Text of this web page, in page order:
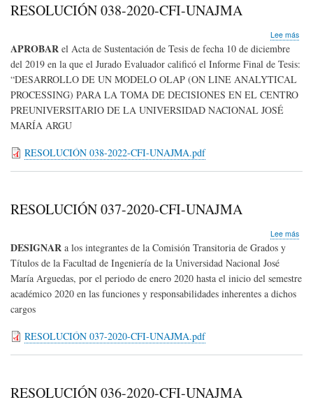
RESOLUCIÓN 038-2020-CFI-UNAJMA
Lee más
APROBAR el Acta de Sustentación de Tesis de fecha 10 de diciembre
del 2019 en la que el Jurado Evaluador calificó el Informe Final de Tesis:
“DESARROLLO DE UN MODELO OLAP (ON LINE ANALYTICAL
PROCESSING) PARA LA TOMA DE DECISIONES EN EL CENTRO
PREUNIVERSITARIO DE LA UNIVERSIDAD NACIONAL JOSÉ
MARÍA ARGU
RESOLUCIÓN 038-2022-CFI-UNAJMA.pdf
RESOLUCIÓN 037-2020-CFI-UNAJMA
Lee más
DESIGNAR a los integrantes de la Comisión Transitoria de Grados y
Títulos de la Facultad de Ingeniería de la Universidad Nacional José
María Arguedas, por el periodo de enero 2020 hasta el inicio del semestre
académico 2020 en las funciones y responsabilidades inherentes a dichos
cargos
RESOLUCIÓN 037-2020-CFI-UNAJMA.pdf
RESOLUCIÓN 036-2020-CFI-UNAJMA